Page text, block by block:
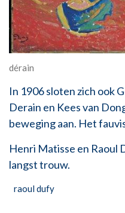
dérain
In 1906 sloten zich ook
Derain en Kees van
beweging aan. Het
Henri Matisse en Raoul
langst trouw.
raoul dufy